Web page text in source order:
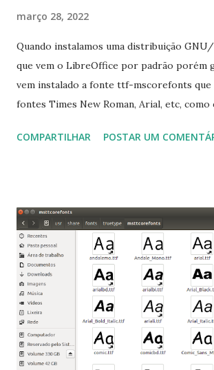
março 28, 2022
Quando instalamos uma distribuição
que vem o LibreOffice por padrão porém
vem instalado a fonte ttf-mscorefonts que
fontes Times New Roman, Arial, etc, como
a Associação Brasileira de Normas
que contém essas fontes. Ao instalar o
terminal e execute o comando: $ sudo
mscorefonts-installer Leia os termos de
clicando em “Ok” Agora aceite os termos
em “Sim” Pronto agora abra o LibreOffice
fontes Times New Roman, Arial estão
ocorra algum erro ou precisa reinstalar,
apt-get install --reinstall ttf-
COMPARTILHAR POSTAR UM